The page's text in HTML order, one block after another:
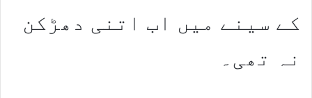
کے سینے میں اب اتنی دھڑکن
نہ تھی۔